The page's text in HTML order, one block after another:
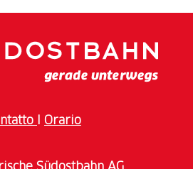
Orario
Südostbahn AG